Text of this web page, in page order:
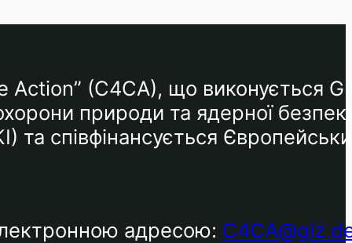
(C4CA), що виконується
природи та ядерної
та співфінансується
адресою: